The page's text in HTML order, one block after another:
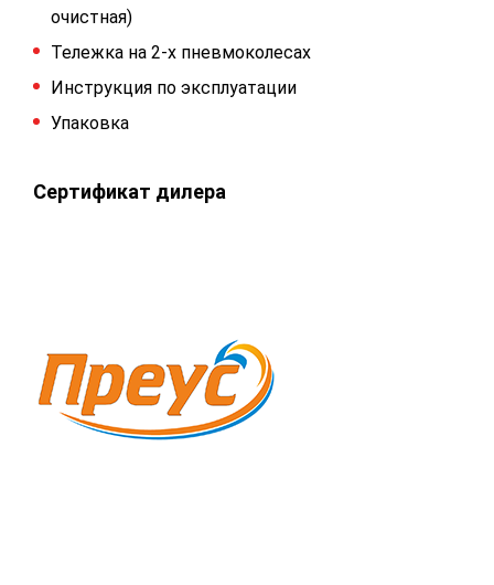
очистная)
Тележка на 2-х пневмоколесах
Инструкция по эксплуатации
Упаковка
Сертификат дилера